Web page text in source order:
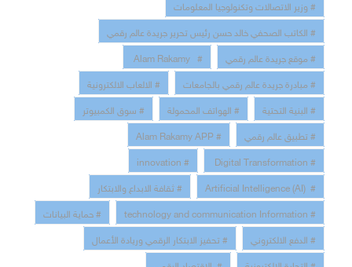
# وزير الاتصالات وتكنولوجيا المعلومات
# الكاتب الصحفي خالد حسن رئيس تحرير جريدة عالم رقمي
# موقع جريدة عالم رقمي
# Alam Rakamy
# مبادرة جريدة عالم رقمي بالجامعات
# الالعاب الالكترونية
# البنية التحتية
# الهواتف المحمولة
# سوق الكمبيوتر
# تطبيق عالم رقمي
# Alam Rakamy APP
# Digital Transformation
# innovation
# Artificial Intelligence (AI)
# ثقافة الابداع والابتكار
# technology and communication Information
# حماية البيانات
# الدفع الالكتروني
# تحفيز الابتكار الرقمي وريادة الأعمال
# التجارة الإلكترونية
# الاقتصاد الرقمي